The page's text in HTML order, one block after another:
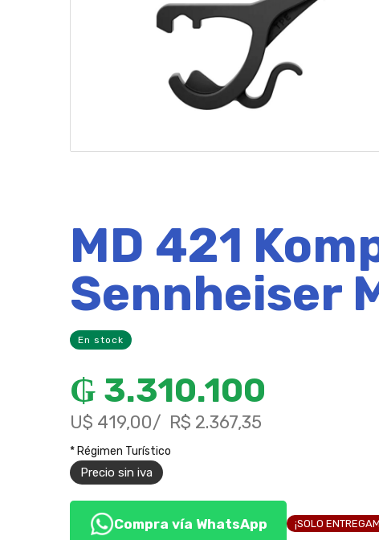
MD 421
Sennheiser
En stock
₲ 3.310.100
U$ 419,00 R$ 2.367,35
* Régimen Turístico
Precio sin iva
Compra vía WhatsApp ¡SOLO